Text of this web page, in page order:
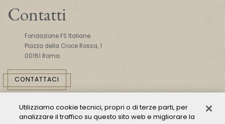
Contatti
Fondazione FS Italiane
Piazza della Croce Rossa, 1
00161 Roma
CONTATTACI
Utilizziamo cookie tecnici, propri o di terze parti, per
analizzare il traffico su questo sito web e migliorare la